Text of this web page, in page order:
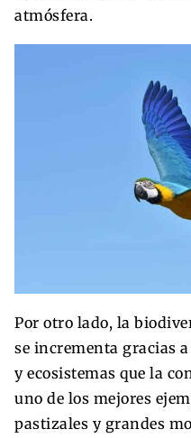
atmósfera.
Por otro lado, la
se incrementa gracias
y ecosistemas que la
uno de los mejores
pastizales y grandes